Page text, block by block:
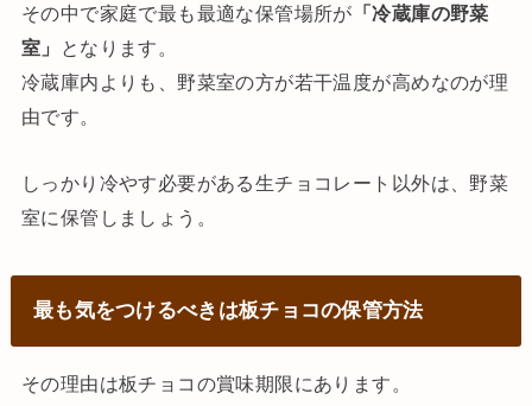
その中で家庭で最も最適な保管場所が 「冷蔵庫の野菜
室」
となります。
冷蔵庫内よりも、野菜室の方が若干温度が高めなのが理
由です。
しっかり冷やす必要がある生チョコレート以外は、野菜
室に保管しましょう。
最も気をつけるべきは板チョコの保管方法
その理由は板チョコの賞味期限にあります。